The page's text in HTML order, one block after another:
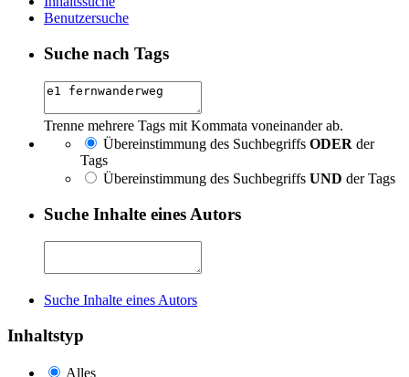
Benutzersuche
Suche nach Tags
Trenne mehrere Tags mit Kommata voneinander ab.
Übereinstimmung des Suchbegriffs ODER der
Tags
Übereinstimmung des Suchbegriffs UND der Tags
Suche Inhalte eines Autors
Suche Inhalte eines Autors
Inhaltstyp
Alles